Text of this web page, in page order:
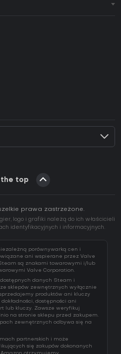
Key)?
(CD Key)?
Key)?
Connect (CD Key)?
(CD Key)?
the top
prawa zastrzeżone.
logo i grafiki należą do ich właścicieli
identyfikacyjnych i informacyjnych.
porównywarką cen i
ani wspierane przez Valve
są znakami towarowymi i/lub
Valve Corporation.
danych Steam i
sklepów zewnętrznych wyłącznie
produktów ani kluczy
dostępności ani
lub kluczy. Zawsze weryfikuj
na stronie sklepu przed zakupem.
zewnętrznych odbywa się na
partnerskich i może
się zakupów dokonanych